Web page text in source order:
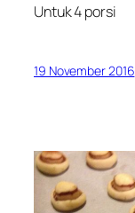
Untuk 4 porsi
19 November 2016